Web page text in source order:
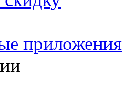
приложения